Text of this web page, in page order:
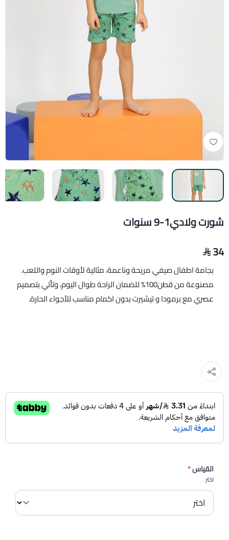
شورت ولادي1-9 سنوات
34
بجامة اطفال صيفي مريحة وناعمة، مثالية لأوقات النوم واللعب.
مصنوعة من قطن100% للضمان الراحة طوال اليوم، وتأتي بتصميم
عصري مع برمودا و تيشيرت بدون اكمام مناسب للأجواء الحارة.
القياس*
اختر